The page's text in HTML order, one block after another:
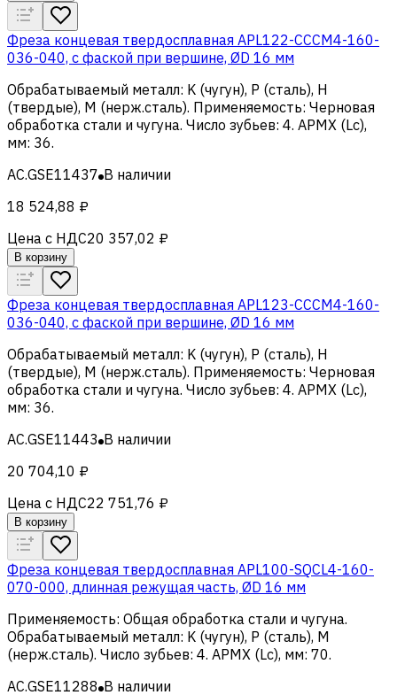
Фреза концевая твердосплавная APL122-CCCM4-160-
036-040, с фаской при вершине, ØD 16 мм
Обрабатываемый металл: K (чугун), Р (сталь), H
(твердые), M (нерж.сталь). Применяемость: Черновая
обработка стали и чугуна. Число зубьев: 4. APMX (Lc),
мм: 36.
AC.GSE11437 В наличии
18 524,88 ₽
Цена с НДС20 357,02 ₽
В корзину
Фреза концевая твердосплавная APL123-CCCM4-160-
036-040, с фаской при вершине, ØD 16 мм
Обрабатываемый металл: K (чугун), Р (сталь), H
(твердые), M (нерж.сталь). Применяемость: Черновая
обработка стали и чугуна. Число зубьев: 4. APMX (Lc),
мм: 36.
AC.GSE11443 В наличии
20 704,10 ₽
Цена с НДС22 751,76 ₽
В корзину
Фреза концевая твердосплавная APL100-SQCL4-160-
070-000, длинная режущая часть, ØD 16 мм
Применяемость: Общая обработка стали и чугуна.
Обрабатываемый металл: K (чугун), Р (сталь), M
(нерж.сталь). Число зубьев: 4. APMX (Lc), мм: 70.
AC.GSE11288 В наличии